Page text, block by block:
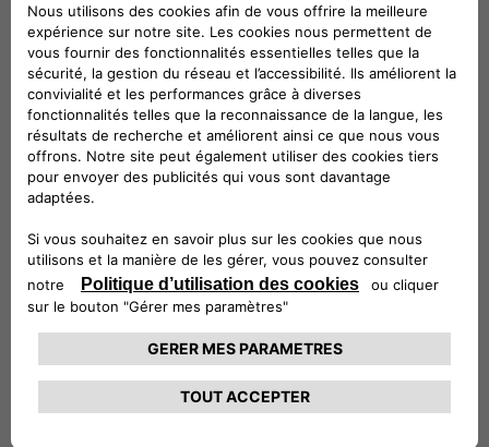
Gouvernance et
éthique
Découvrez notre Conseil d’administration
pleinement engagé pour piloter la stratégie
de l’entreprise et nos normes éthiques, et
guidé dans ses choix par un principe pour
nous fondamental : l’intégrité.
En savoir plus
Projet DrossOne